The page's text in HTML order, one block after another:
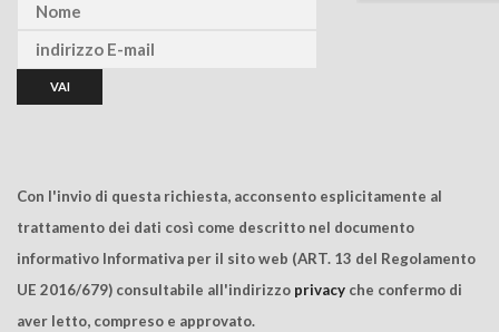
Con l'invio di questa richiesta, acconsento esplicitamente al
trattamento dei dati così come descritto nel documento
informativo Informativa per il sito web (ART. 13 del Regolamento
UE 2016/679) consultabile all'indirizzo privacy che confermo di
aver letto, compreso e approvato.